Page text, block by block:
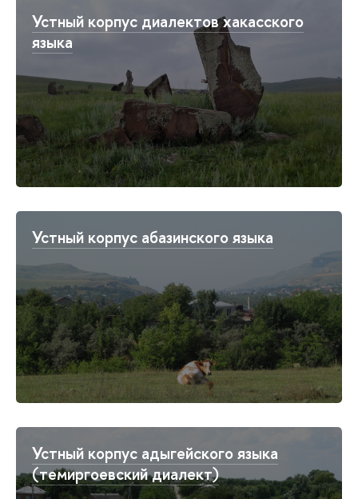
Устный корпус диалектов хакасского
языка
Устный корпус абазинского языка
Устный корпус адыгейского языка
(темиргоевский диалект)